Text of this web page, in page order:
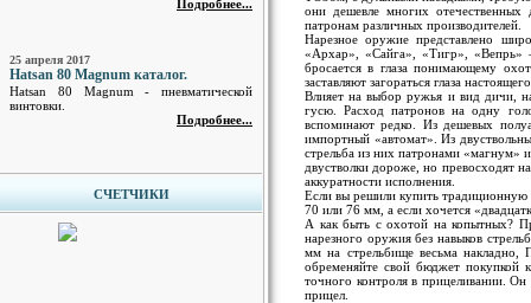
Подробнее...
25 апреля 2017
Hatsan 80 Magnum каталог.
Hatsan 80 Magnum - пневматической
винтовки.
Подробнее...
СЧЕТЧИКИ
они дешевле многих отечественных
патронам различных производителей.
Нарезное оружие представлено
«Архар», «Сайга», «Тигр», «Вепрь»
бросается в глаза понимающему
заставляют загораться глаза
Влияет на выбор ружья и вид дичи,
гусю. Расход патронов на одну
вспоминают редко. Из дешевых
импортный «автомат». Из
стрельба из них патронами
двустволки дороже, но превосходят
аккуратности исполнения.
Если вы решили купить
70 или 76 мм, а если хочется
А как быть с охотой на копытных?
нарезного оружия без навыков
мм на стрельбище весьма накладно,
обременяйте свой бюджет покупкой
точного контроля в прицеливании. Он
прицел.